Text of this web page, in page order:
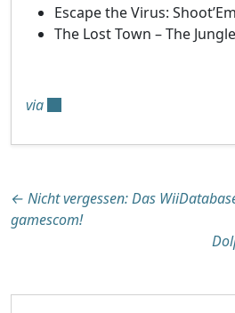
Escape the Virus:
The Lost Town – The Jungle
via
Beitragsnavigation
← Nicht vergessen: Das
gamescom!